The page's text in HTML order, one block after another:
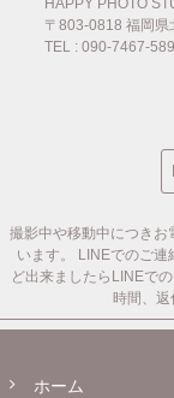
HAPPY PHOTO
〒803-0818 福岡県
TEL : 090-7467-
撮影中や移動中につき
います。
LINEでのご連
ど出来ましたらLINEで
時間、返
ホーム